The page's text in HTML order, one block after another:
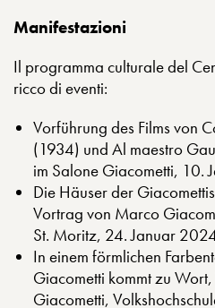
Manifestazioni
Il programma culturale del
ricco di eventi:
Vorführung des Films von
(1934) und Al maestro
im Salone Giacometti, 10.
Die Häuser der
Vortrag von Marco
St. Moritz, 24. Januar
In einem förmlichen
Giacometti kommt zu
Giacometti,